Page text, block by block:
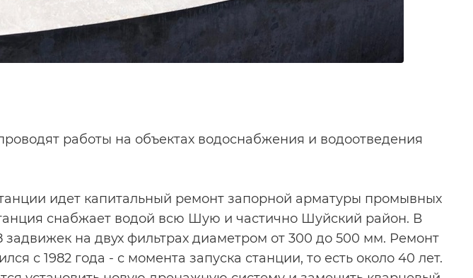
работы на объектах водоснабжения и водоотведения
идет капитальный ремонт запорной арматуры промывных
снабжает водой всю Шую и частично Шуйский район. В
задвижек на двух фильтрах диаметром от 300 до 500 мм. Ремонт
с 1982 года - с момента запуска станции, то есть около 40 лет.